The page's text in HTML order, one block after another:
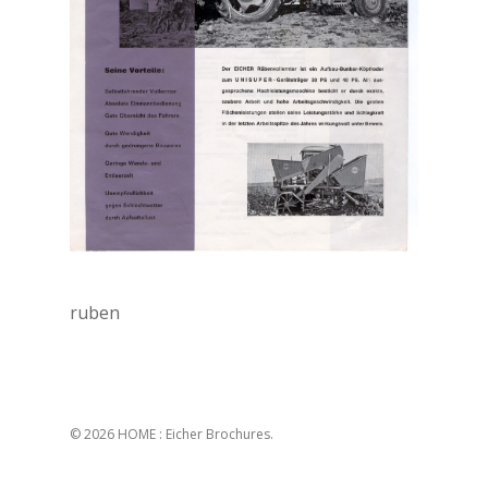
ruben
© 2026 HOME : Eicher Brochures.